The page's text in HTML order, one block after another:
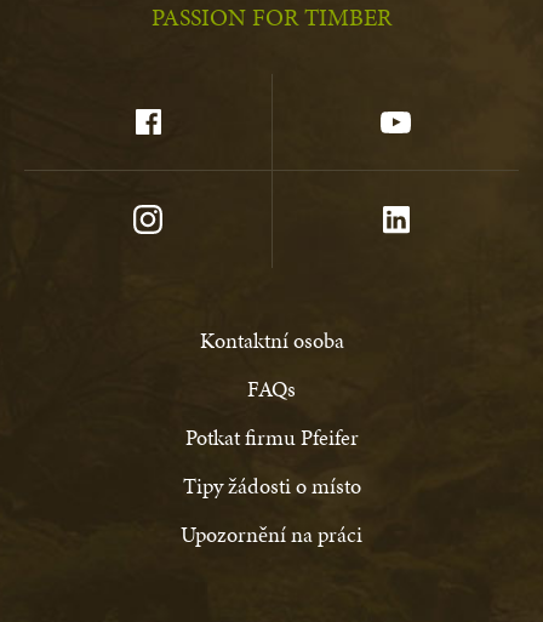
PASSION FOR TIMBER
Kontaktní osoba
FAQs
Potkat firmu Pfeifer
Tipy žádosti o místo
Upozornění na práci